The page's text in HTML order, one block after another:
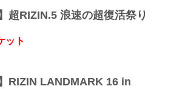
超RIZIN.5 浪速の超復活祭り
ット
RIZIN LANDMARK 16 in